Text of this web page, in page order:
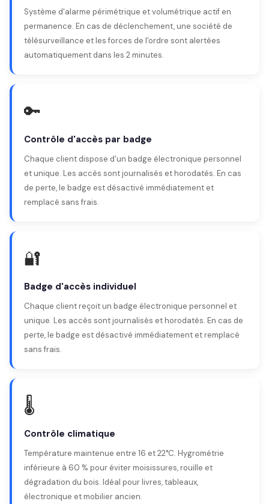
Système d'alarme périmétrique et volumétrique actif en
permanence. En cas de déclenchement, une société de
télésurveillance et les forces de l'ordre sont alertées
automatiquement dans les 2 minutes.
🔑
Contrôle d'accès par badge
Chaque client dispose d'un badge électronique personnel
et unique. Les accès sont journalisés et horodatés. En cas
de perte, le badge est désactivé immédiatement et
remplacé sans frais.
🔐
Badge d'accès individuel
Chaque client reçoit un badge électronique personnel et
unique. Les accès sont journalisés et horodatés. En cas de
perte, le badge est désactivé immédiatement et remplacé
sans frais.
🌡️
Contrôle climatique
Température maintenue entre 16 et 22°C. Hygrométrie
inférieure à 60 % pour éviter moisissures, rouille et
dégradation du bois. Idéal pour livres, tableaux,
électronique et mobilier ancien.